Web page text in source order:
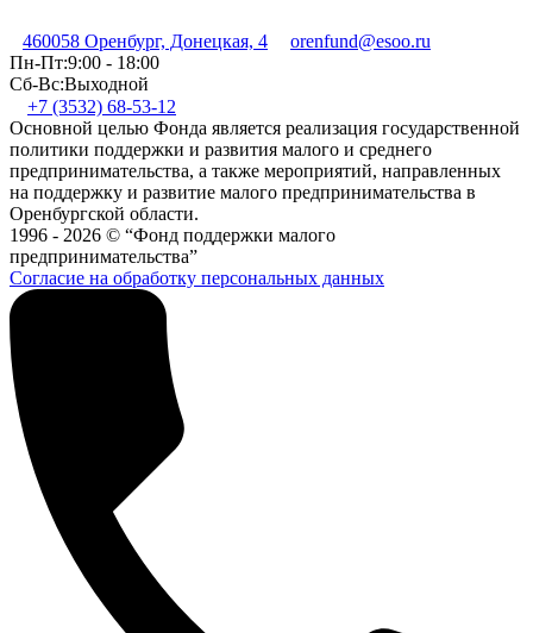
460058 Оренбург, Донецкая, 4
orenfund@esoo.ru
Пн-Пт:9:00 - 18:00
Сб-Вс:Выходной
+7 (3532) 68-53-12
Основной целью Фонда является реализация государственной
политики поддержки и развития малого и среднего
предпринимательства, а также мероприятий, направленных
на поддержку и развитие малого предпринимательства в
Оренбургской области.
1996 - 2026 © “Фонд поддержки малого
предпринимательства”
Согласие на обработку персональных данных